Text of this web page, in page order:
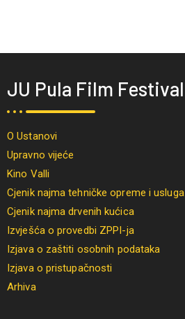
JU Pula Film Festival
O Ustanovi
Upravno vijeće
Kino Valli
Cjenik najma tehničke opreme i usluga
Cjenik najma drvenih kućica
Izvješća o provedbi ZPPI-ja
Izjava o zaštiti osobnih podataka
Izjava o pristupačnosti
Arhiva